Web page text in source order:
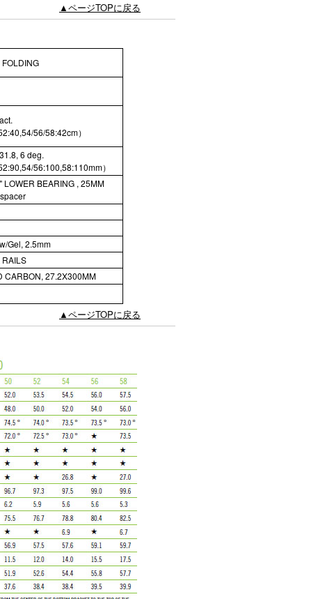
▲ページTOPに戻る
56/58:42cm）
6 deg.
56:100,58:110mm）
LOWER BEARING , 25MM
Gel, 2.5mm
RAILS
CARBON, 27.2X300MM
▲ページTOPに戻る